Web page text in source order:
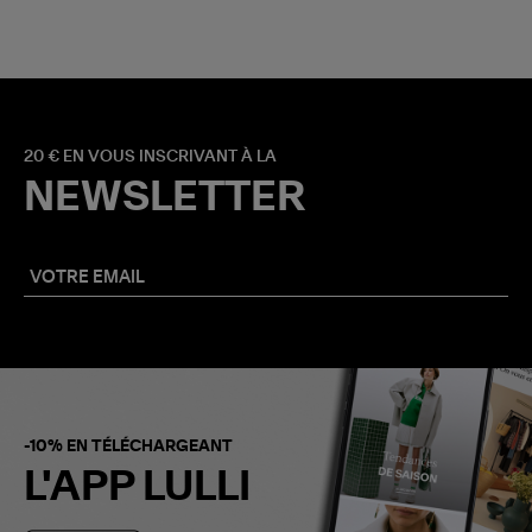
20 € EN VOUS INSCRIVANT À LA
NEWSLETTER
-10% EN TÉLÉCHARGEANT
L'APP LULLI